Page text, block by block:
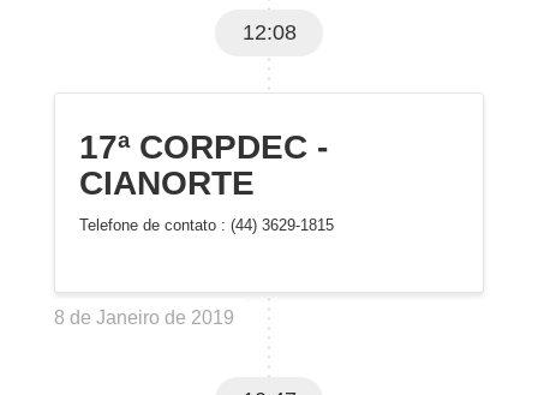
12:08
17ª CORPDEC -
CIANORTE
Telefone de contato : (44) 3629-1815
8 de Janeiro de 2019